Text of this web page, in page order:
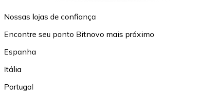
Nossas lojas de confiança
Encontre seu ponto Bitnovo mais próximo
Espanha
Itália
Portugal